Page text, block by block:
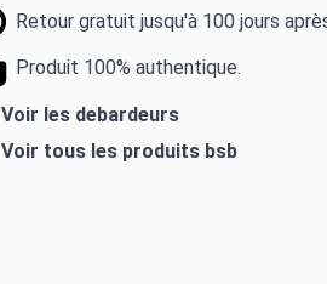
Retour gratuit jusqu'à 100 jours
Produit 100% authentique.
Voir les debardeurs
Voir tous les produits bsb